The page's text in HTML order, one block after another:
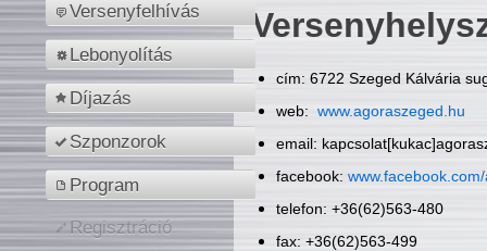
Versenyfelhívás
Lebonyolítás
Díjazás
Szponzorok
Program
Regisztráció
cím: 6722 Szeged Kálvária
web: www.agoraszeged.hu
email:
facebook:
telefon: +36(62)563-480
fax: +36(62)563-499